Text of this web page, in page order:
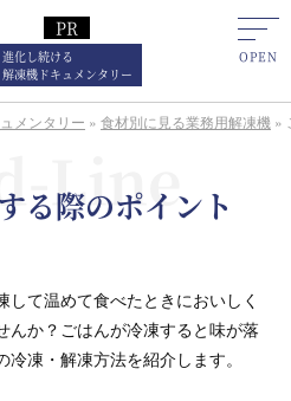
進化し続ける
解凍機ドキュメンタリー
メンタリー » 食材別に見る業務用解凍機 »
る際のポイント
て温めて食べたときにおいしく
んか？ごはんが冷凍すると味が落
凍・解凍方法を紹介します。